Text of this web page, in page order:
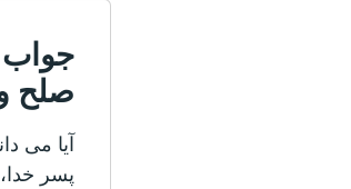
جواب
صلح
آیا می
پسر